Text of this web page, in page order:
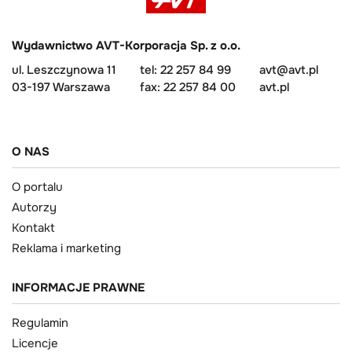
Wydawnictwo AVT-Korporacja Sp. z o.o.
ul. Leszczynowa 11
03-197 Warszawa
tel: 22 257 84 99
fax: 22 257 84 00
avt@avt.pl
avt.pl
O NAS
O portalu
Autorzy
Kontakt
Reklama i marketing
INFORMACJE PRAWNE
Regulamin
Licencje